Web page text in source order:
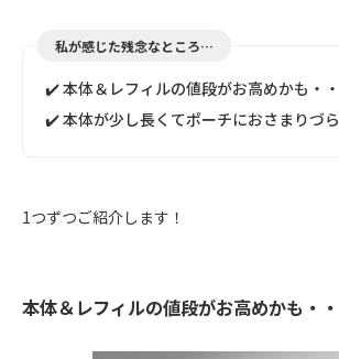
私が感じた残念なところ…
✔️ 本体＆レフィルの値段がお高めかも・・
✔️ 本体が少し長くてポーチにおさまりづ
1つずつご紹介します！
本体＆レフィルの値段がお高めかも・・